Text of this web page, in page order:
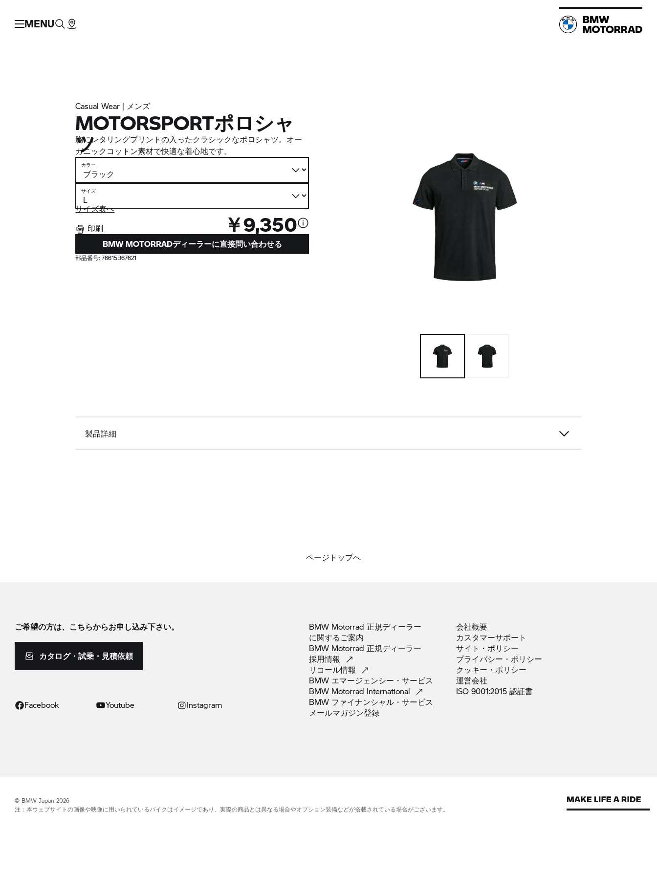
MENU
Casual Wear | メンズ
MOTORSPORTポロシャ
ツ
胸にレタリングプリントの入ったクラシックなポロシャツ。オー
ガニックコットン素材で快適な着心地です。
カラー
サイズ
サイズ表へ
印刷
￥9,350
BMW MOTORRADディーラーに直接問い合わせる
部品番号:76615B67621
製品詳細
ページトップへ
ご希望の方は、こちらからお申し込み下さい。
カタログ・試乗・見積依頼
Facebook Youtube Instagram
BMW Motorrad 正規ディーラー
に関するご案内
BMW Motorrad 正規ディーラー
採用情報
リコール情報
BMW エマージェンシー・サービス
BMW Motorrad International
BMW ファイナンシャル・サービス
メールマガジン登録
会社概要
カスタマーサポート
サイト・ポリシー
プライバシー・ポリシー
クッキー・ポリシー
運営会社
ISO 9001:2015 認証書
© BMW Japan 2026
注：本ウェブサイトの画像や映像に用いられているバイクはイメージであり、実際の商品とは異なる場合やオプション装備などが搭載されている場合がございます。